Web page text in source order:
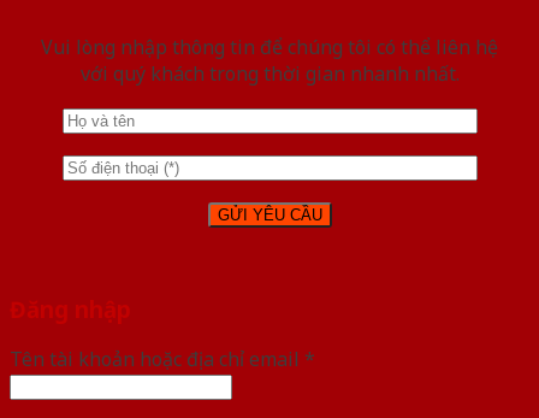
Vui lòng nhập thông tin để chúng tôi có thể liên hệ
với quý khách trong thời gian nhanh nhất.
Đăng nhập
Tên tài khoản hoặc địa chỉ email *